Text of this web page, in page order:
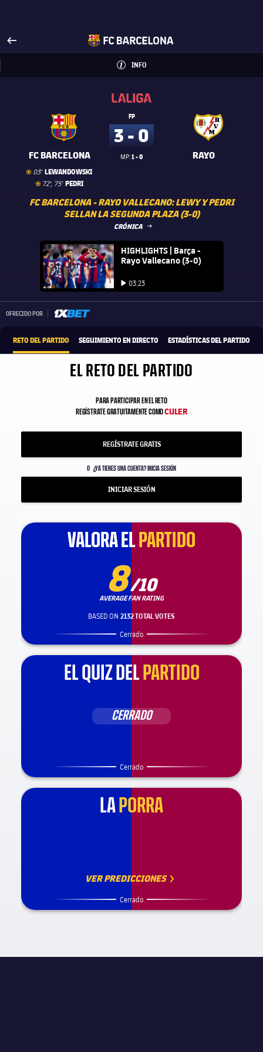
Visita FCBarcelona.es
arrow-right
fcbarcelona-with-name
INFO
INFORMACIÓN
INFO
La Liga
FC BARCELONA
Golgoal
03' LEWANDOWSKI
Golgoal
72', 75' PEDRI
FP
3 - 0
MP:1 - 0 RAYO
FC BARCELONA - RAYO VALLECANO: LEWY Y PEDRI
SELLAN LA SEGUNDA PLAZA (3-0)
CRÓNICA LABEL.ARIA.ARROWRIGHT
FC Barcelona club badge
Iniciar vídeo
HIGHLIGHTS | Barça -
Rayo Vallecano (3-0)
Iniciar vídeo
03:23
OFRECIDO POR
RETO DEL PARTIDO SEGUIMIENTO EN DIRECTO ESTADÍSTICAS DEL PARTIDO
EL RETO DEL PARTIDO
PARA PARTICIPAR EN EL RETO
REGÍSTRATE GRATUITAMENTE COMOCULER
REGÍSTRATE GRATIS
O ¿YA TIENES UNA CUENTA? INICIA SESIÓN
INICIAR SESIÓN
VALORA EL PARTIDO
VALORA EL PARTIDO
8/10
AVERAGE FAN RATING
BASED ON2132 TOTAL VOTES
Cerrado
EL QUIZ DEL PARTIDO
CERRADO
Cerrado
LA PORRA
VER PREDICCIONES
Cerrado